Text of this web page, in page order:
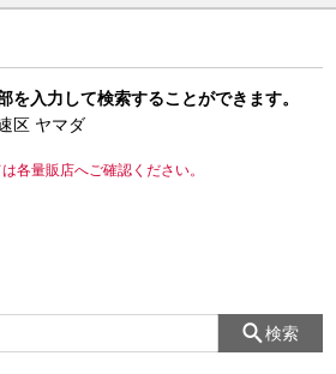
を入力して検索することができます。
区 ヤマダ
各量販店へご確認ください。
検索